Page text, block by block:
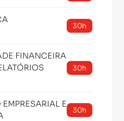
30h
FINANCEIRA
30h
E
30h